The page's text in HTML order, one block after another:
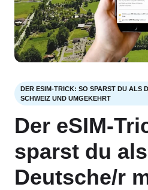
DER ESIM-TRICK: SO SPARST DU ALS
SCHWEIZ UND UMGEKEHRT
Der eSIM-
sparst du als
Deutsche/r